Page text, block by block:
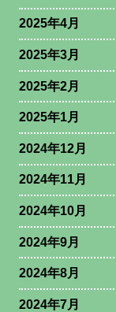
2025年4月
2025年3月
2025年2月
2025年1月
2024年12月
2024年11月
2024年10月
2024年9月
2024年8月
2024年7月